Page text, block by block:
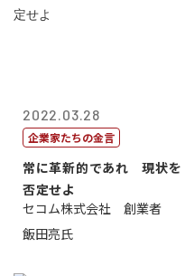
2022.03.28
企業家たちの金言
常に革新的であれ 現状を
否定せよ
セコム株式会社 創業者
飯田亮氏